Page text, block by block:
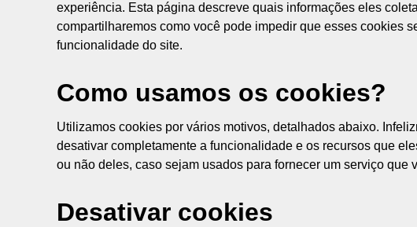
experiência. Esta página descreve quais informações eles
compartilharemos como você pode impedir que esses cookies
funcionalidade do site.
Como usamos os cookies?
Utilizamos cookies por vários motivos, detalhados abaixo.
desativar completamente a funcionalidade e os recursos que
ou não deles, caso sejam usados para fornecer um serviço que
Desativar cookies